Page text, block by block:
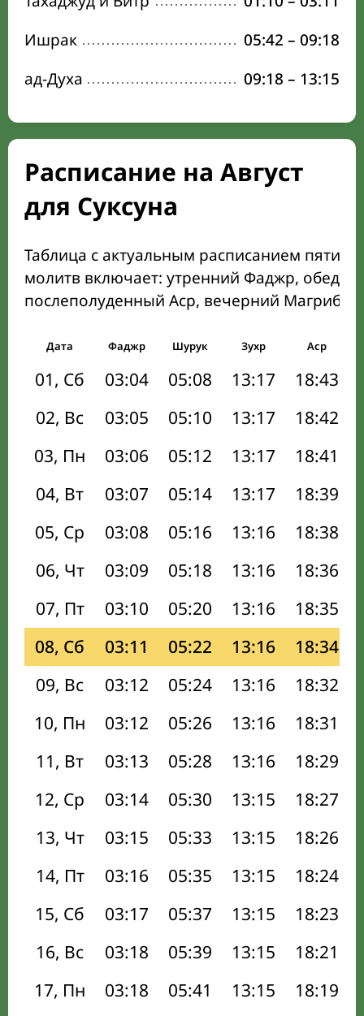
Ишрак
05:42 – 09:18
ад-Духа
09:18 – 13:15
Расписание на Август
для Суксуна
Таблица с актуальным расписанием пяти
молитв включает: утренний Фаджр,
послеполуденный Аср, вечерний Магриб
Дата Фаджр Шурук Зухр Аср
01, Сб 03:04 05:08 13:17 18:43
02, Вс
03:05 05:10 13:17 18:42
03, Пн
03:06 05:12 13:17 18:41
04, Вт
03:07 05:14 13:17 18:39
05, Ср
03:08 05:16 13:16 18:38
06, Чт
03:09 05:18 13:16 18:36
07, Пт
03:10 05:20 13:16 18:35
08, Сб
03:11 05:22 13:16 18:34
09, Вс
03:12 05:24 13:16 18:32
10, Пн
03:12 05:26 13:16 18:31
11, Вт
03:13 05:28 13:16 18:29
12, Ср
03:14 05:30 13:15 18:27
13, Чт
03:15 05:33 13:15 18:26
14, Пт
03:16 05:35 13:15 18:24
15, Сб
03:17 05:37 13:15 18:23
16, Вс
03:18 05:39 13:15 18:21
17, Пн
03:18 05:41 13:15 18:19